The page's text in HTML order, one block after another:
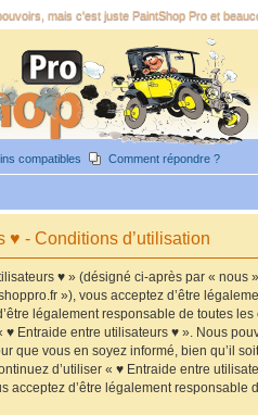
mais c'est juste PaintShop Pro et
compatibles Comment répondre ?
♥ - Conditions d’utilisation
♥ » (désigné ci-après par « nous
»), vous acceptez d’être
légalement responsable de toutes
♥ Entraide entre utilisateurs ♥ ». Nous
que vous en soyez informé, bien qu’il
d’utiliser « ♥ Entraide entre
acceptez d’être légalement responsable